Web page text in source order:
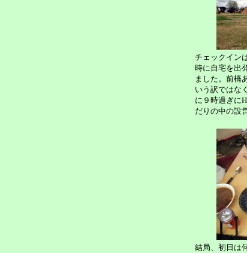
チェックイン
時に自宅を出
ました。前橋
いう訳ではな
に９時過ぎに
だりの中の設
結局、初日は